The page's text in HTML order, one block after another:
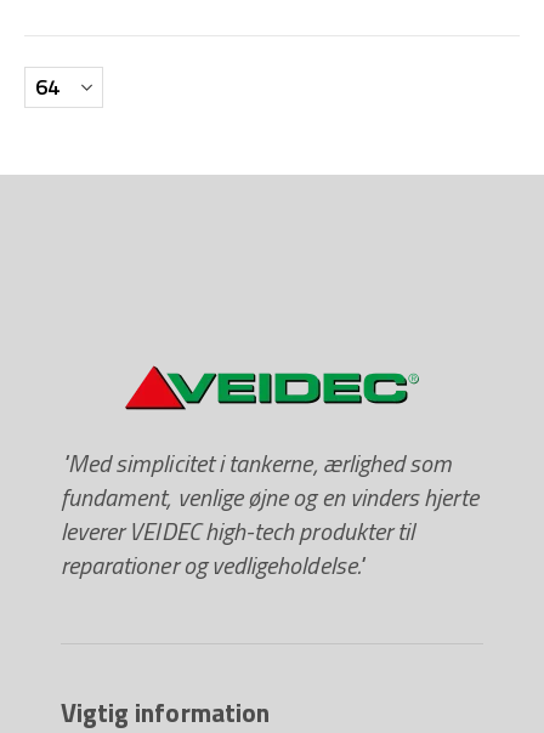
"Med simplicitet i tankerne, ærlighed som
fundament, venlige øjne og en vinders hjerte
leverer VEIDEC high-tech produkter til
reparationer og vedligeholdelse."
Vigtig information